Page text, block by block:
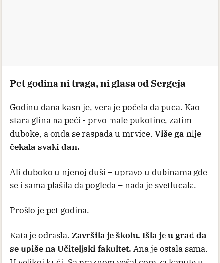
Pet godina ni traga, ni glasa od Sergeja
Godinu dana kasnije, vera je počela da puca. Kao
stara glina na peći - prvo male pukotine, zatim
duboke, a onda se raspada u mrvice. Više ga nije
čekala svaki dan.
Ali duboko u njenoj duši – upravo u dubinama gde
se i sama plašila da pogleda – nada je svetlucala.
Prošlo je pet godina.
Kata je odrasla. Završila je školu. Išla je u grad da
se upiše na Učiteljski fakultet. Ana je ostala sama.